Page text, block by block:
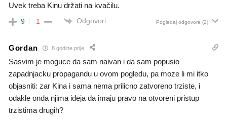
Uvek treba Kinu držati na kvačilu.
9 -1 Odgovori Pogledaj odgovore (2)
Gordan 8 godine prije
Sasvim je moguce da sam naivan i da sam popusio
zapadnjacku propagandu u ovom pogledu, pa moze li mi itko
objasniti: zar Kina i sama nema prilicno zatvoreno trziste, i
odakle onda njima ideja da imaju pravo na otvoreni pristup
trzistima drugih?